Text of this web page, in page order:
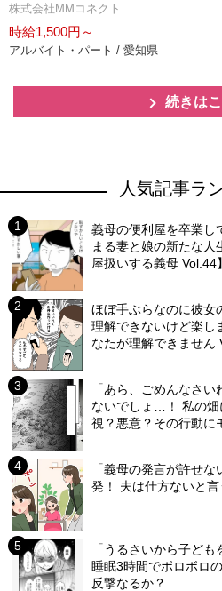
株式会社MMコネクト
時給1,500円～
アルバイト・パート / 愛知県
続きは
人気記事ラ
義母の便利屋を卒業し
まる妻と娘の新たな人
屋扱いする義母 Vol.44】
ほぼ手ぶらなのに彼女
理解できないけど楽し
なたが理解できません
「あら、ごめんなさ
ないでしょ…！ 私の
視？悪意？その行動に
「義母の発言が許せ
発！ 夫は仕方ないと
「うるさいから子ど
睡眠3時間でボロボロ
反撃なるか？